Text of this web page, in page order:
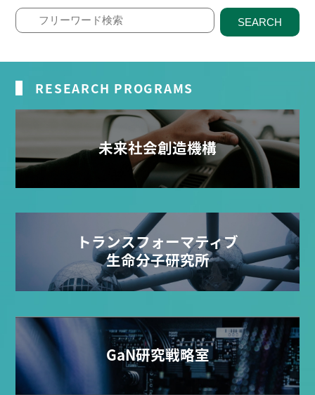
SEARCH
RESEARCH PROGRAMS
未来社会創造機構
トランスフォーマティブ
生命分子研究所
GaN研究戦略室